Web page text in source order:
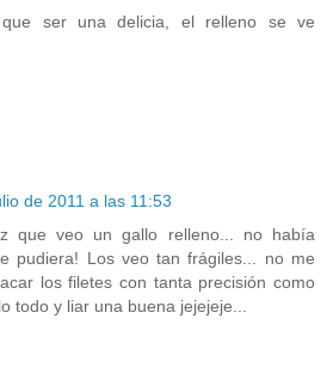
ser una delicia, el relleno se ve
de 2011 a las 11:53
que veo un gallo relleno... no había
pudiera! Los veo tan frágiles... no me
los filetes con tanta precisión como
todo y liar una buena jejejeje...